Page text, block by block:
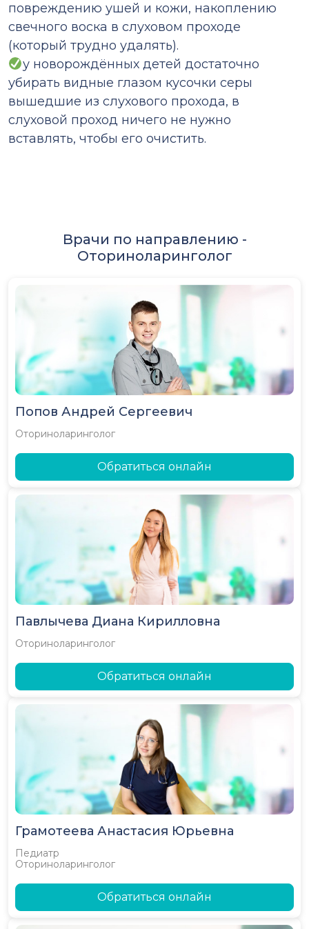
повреждению ушей и кожи, накоплению
свечного воска в слуховом проходе
(который трудно удалять).
у новорождённых детей достаточно
убирать видные глазом кусочки серы
вышедшие из слухового прохода, в
слуховой проход ничего не нужно
вставлять, чтобы его очистить.
Врачи по направлению -
Оториноларинголог
Попов Андрей Сергеевич
Оториноларинголог
Обратиться онлайн
Павлычева Диана Кирилловна
Оториноларинголог
Обратиться онлайн
Грамотеева Анастасия Юрьевна
Педиатр
Оториноларинголог
Обратиться онлайн